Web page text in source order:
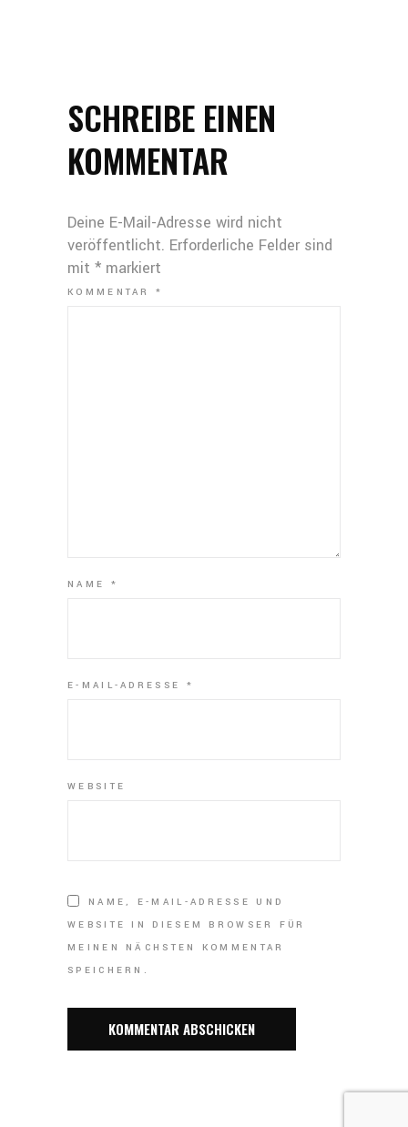
SCHREIBE EINEN
KOMMENTAR
Deine E-Mail-Adresse wird nicht
veröffentlicht. Erforderliche Felder sind
mit * markiert
KOMMENTAR*
NAME *
E-MAIL-ADRESSE *
WEBSITE
NAME, E-MAIL-ADRESSE UND
WEBSITE IN DIESEM BROWSER FÜR
MEINEN NÄCHSTEN KOMMENTAR
SPEICHERN.